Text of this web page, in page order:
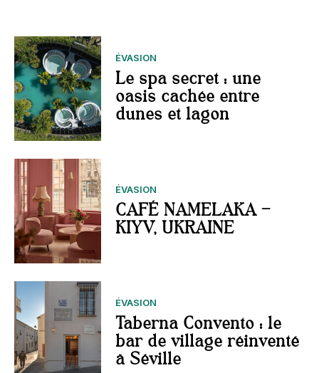
ÉVASION
Le spa secret : une
oasis cachée entre
dunes et lagon
ÉVASION
CAFÉ NAMELAKA –
KIYV, UKRAINE
ÉVASION
Taberna Convento : le
bar de village réinventé
à Séville